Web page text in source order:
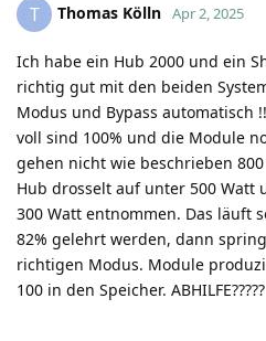
T Thomas Kölln Apr 2, 2025
Ich habe ein Hub 2000 und ein
richtig gut mit den beiden
Modus und Bypass automatisch
voll sind 100% und die Module
gehen nicht wie beschrieben
Hub drosselt auf unter 500 Watt
300 Watt entnommen. Das läuft
82% gelehrt werden, dann
richtigen Modus. Module
100 in den Speicher. ABHILFE?????